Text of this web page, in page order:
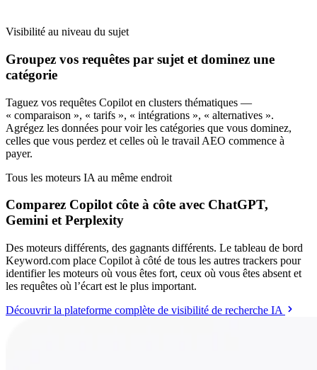
Visibilité au niveau du sujet
Groupez vos requêtes par sujet et dominez une
catégorie
Taguez vos requêtes Copilot en clusters thématiques —
« comparaison », « tarifs », « intégrations », « alternatives ».
Agrégez les données pour voir les catégories que vous dominez,
celles que vous perdez et celles où le travail AEO commence à
payer.
Tous les moteurs IA au même endroit
Comparez Copilot côte à côte avec ChatGPT,
Gemini et Perplexity
Des moteurs différents, des gagnants différents. Le tableau de bord
Keyword.com place Copilot à côté de tous les autres trackers pour
identifier les moteurs où vous êtes fort, ceux où vous êtes absent et
les requêtes où l’écart est le plus important.
Découvrir la plateforme complète de visibilité de recherche IA